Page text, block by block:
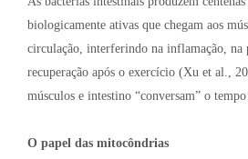
biologicamente ativas que chegam aos
circulação, interferindo na inflamação, na
recuperação após o exercício (Xu et al.,
músculos e intestino “conversam” o
O papel das mitocôndrias